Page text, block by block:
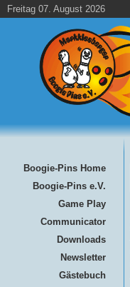
Freitag 07. August 2026
Boogie-Pins Home
Boogie-Pins e.V.
Game Play
Communicator
Downloads
Newsletter
Gästebuch